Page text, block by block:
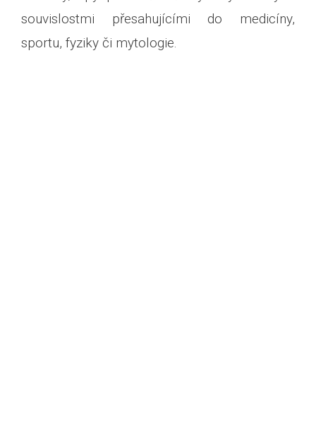
souvislostmi přesahujícími do medicíny,
sportu, fyziky či mytologie.